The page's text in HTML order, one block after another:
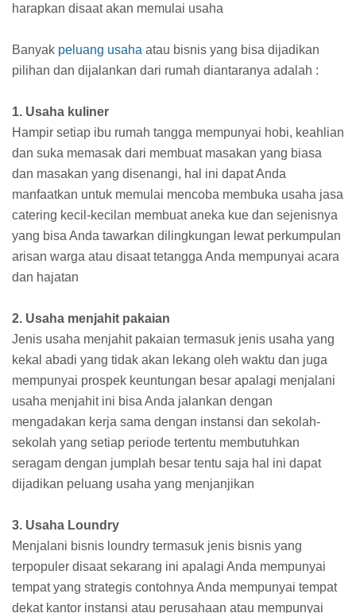
harapkan disaat akan memulai usaha
Banyak peluang usaha atau bisnis yang bisa dijadikan
pilihan dan dijalankan dari rumah diantaranya adalah :
1. Usaha kuliner
Hampir setiap ibu rumah tangga mempunyai hobi, keahlian
dan suka memasak dari membuat masakan yang biasa
dan masakan yang disenangi, hal ini dapat Anda
manfaatkan untuk memulai mencoba membuka usaha jasa
catering kecil-kecilan membuat aneka kue dan sejenisnya
yang bisa Anda tawarkan dilingkungan lewat perkumpulan
arisan warga atau disaat tetangga Anda mempunyai acara
dan hajatan
2. Usaha menjahit pakaian
Jenis usaha menjahit pakaian termasuk jenis usaha yang
kekal abadi yang tidak akan lekang oleh waktu dan juga
mempunyai prospek keuntungan besar apalagi menjalani
usaha menjahit ini bisa Anda jalankan dengan
mengadakan kerja sama dengan instansi dan sekolah-
sekolah yang setiap periode tertentu membutuhkan
seragam dengan jumplah besar tentu saja hal ini dapat
dijadikan peluang usaha yang menjanjikan
3. Usaha Loundry
Menjalani bisnis loundry termasuk jenis bisnis yang
terpopuler disaat sekarang ini apalagi Anda mempunyai
tempat yang strategis contohnya Anda mempunyai tempat
dekat kantor instansi atau perusahaan atau mempunyai